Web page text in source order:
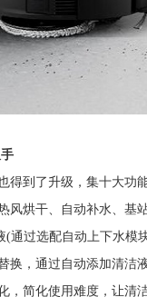
到了升级，集十大功
风烘干、自动补水、基
通过选配自动上下水模
换，通过自动添加清洁
，简化使用难度，让清